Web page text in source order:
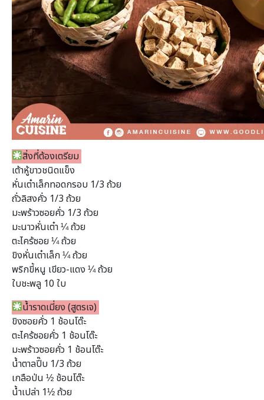
สิ่งที่ต้องเตรียม
เต้าหู้ขาวชนิดแข็ง
หั่นเต๋าเล็กทอดกรอบ 1/3 ถ้วย
ถั่วลิสงคั่ว 1/3 ถ้วย
มะพร้าวซอยคั่ว 1/3 ถ้วย
มะนาวหั่นเต๋า ¼ ถ้วย
ตะไคร้ซอย ¼ ถ้วย
ขิงหั่นเต๋าเล็ก ¼ ถ้วย
พริกขี้หนู เขียว-แดง ¼ ถ้วย
ใบชะพลู 10 ใบ
น้ำราดเมี่ยง (สูตรเจ)
ขิงซอยคั่ว 1 ช้อนโต๊ะ
ตะไคร้ซอยคั่ว 1 ช้อนโต๊ะ
มะพร้าวซอยคั่ว 1 ช้อนโต๊ะ
น้ำตาลปี๊บ 1/3 ถ้วย
เกลือป่น ½ ช้อนโต๊ะ
น้ำเปล่า 1½ ถ้วย